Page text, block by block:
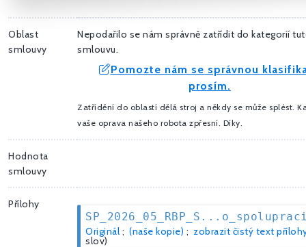
Oblast
smlouvy
Nepodařilo se nám správně zatřídit do kategorií
smlouvu.
Pomozte nám se správnou
prosím.
Zatřídění do oblastí dělá stroj a někdy se může splést.
vaše oprava našeho robota zpřesní. Díky.
Hodnota
smlouvy
Přílohy
Originál ; (naše kopie) ; zobrazit čistý text
slov)